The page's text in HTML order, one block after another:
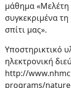
μάθημα «Μελέτη
συγκεκριμένα
σπίτι μας».
Υποστηρικτικό
ηλεκτρονική
http://
programs/